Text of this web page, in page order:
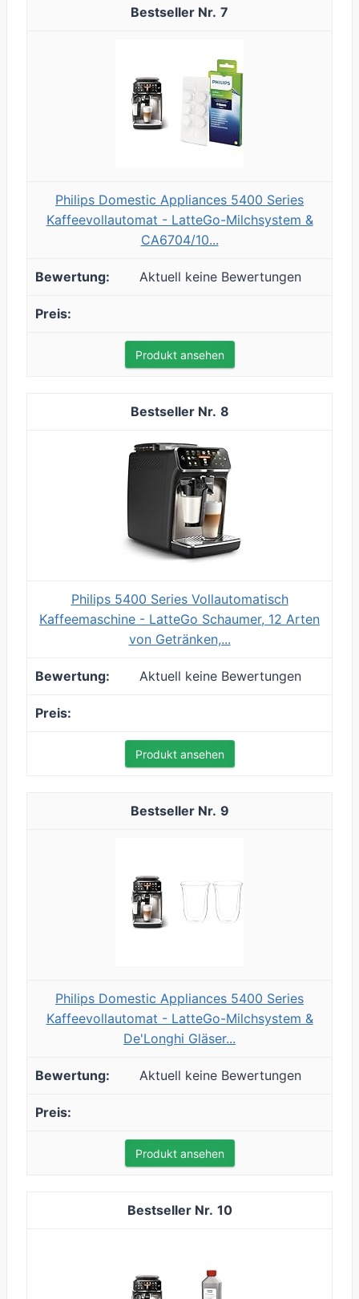
7
Philips Domestic Appliances 5400 Series
Kaffeevollautomat - LatteGo-Milchsystem &
CA6704/10...
Aktuell keine Bewertungen
Produkt ansehen
8
Philips 5400 Series Vollautomatisch
Kaffeemaschine - LatteGo Schaumer, 12 Arten
von Getränken,...
Aktuell keine Bewertungen
Produkt ansehen
9
Philips Domestic Appliances 5400 Series
Kaffeevollautomat - LatteGo-Milchsystem &
De'Longhi Gläser...
Aktuell keine Bewertungen
Produkt ansehen
10